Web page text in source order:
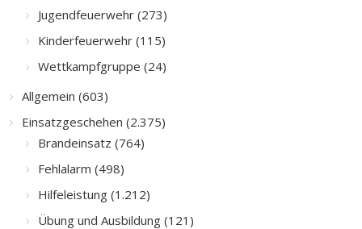
Jugendfeuerwehr (273)
Kinderfeuerwehr (115)
Wettkampfgruppe (24)
Allgemein (603)
Einsatzgeschehen (2.375)
Brandeinsatz (764)
Fehlalarm (498)
Hilfeleistung (1.212)
Übung und Ausbildung (121)